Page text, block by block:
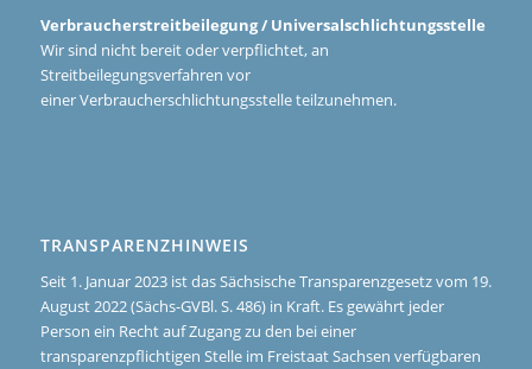
Verbraucherstreitbeilegung / Universalschlichtungsstelle
Wir sind nicht bereit oder verpflichtet, an
Streitbeilegungsverfahren vor
einer Verbraucherschlichtungsstelle teilzunehmen.
TRANSPARENZHINWEIS
Seit 1. Januar 2023 ist das Sächsische Transparenzgesetz vom 19.
August 2022 (Sächs-GVBl. S. 486) in Kraft. Es gewährt jeder
Person ein Recht auf Zugang zu den bei einer
transparenzpflichtigen Stelle im Freistaat Sachsen verfügbaren